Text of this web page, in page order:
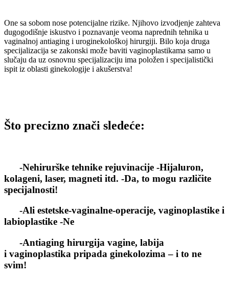
One sa sobom nose potencijalne rizike. Njihovo izvodjenje zahteva
dugogodišnje iskustvo i poznavanje veoma naprednih tehnika u
vaginalnoj antiaging i uroginekološkoj hirurgiji. Bilo koja druga
specijalizacija se zakonski može baviti vaginoplastikama samo u
slučaju da uz osnovnu specijalizaciju ima položen i specijalistički
ispit iz oblasti ginekologije i akušerstva!
Što precizno znači sledeće:
-Nehirurške tehnike rejuvinacije -Hijaluron,
kolageni, laser, magneti itd. -Da, to mogu različite
specijalnosti!
-Ali estetske-vaginalne-operacije, vaginoplastike i
labioplastike -Ne
-Antiaging hirurgija vagine, labija
i vaginoplastika pripada ginekolozima – i to ne
svim!